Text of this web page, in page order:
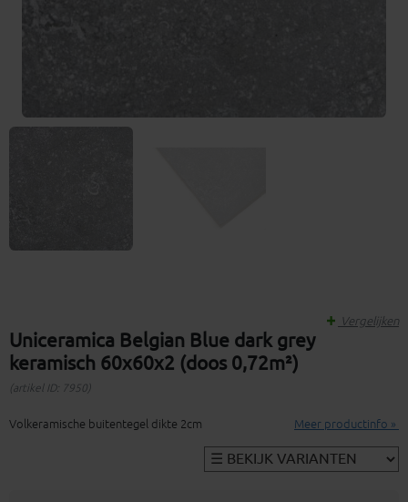
Uniceramica Belgian Blue dark grey
keramisch 60x60x2 (doos 0,72m²)
(artikel ID: 7950)
Vergelijken
Volkeramische buitentegel dikte 2cm Meer productinfo »